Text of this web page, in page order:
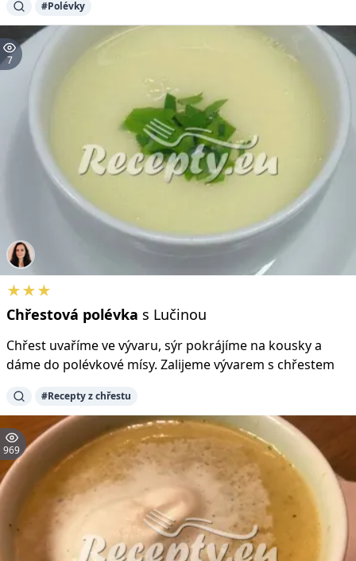
#Polévky
7
★★★
Chřestová polévka s Lučinou
Chřest uvaříme ve vývaru, sýr pokrájíme na kousky a
dáme do polévkové mísy. Zalijeme vývarem s chřestem
#Recepty z chřestu
969